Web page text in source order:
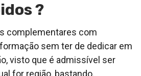
?
complementares com
sem ter de dedicar em
visto que é admissível ser
for região, bastando,